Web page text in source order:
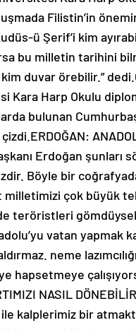
Filistin’in
ü Şerif’i kim
bu milletin tarihini
duvar örebilir.”
Kara Harp Okulu
bulunan
Erdoğan şunları
Böyle bir
çok büyük
teröristleri
vatan yapmak
neme
hapsetmeye
NASIL
bir